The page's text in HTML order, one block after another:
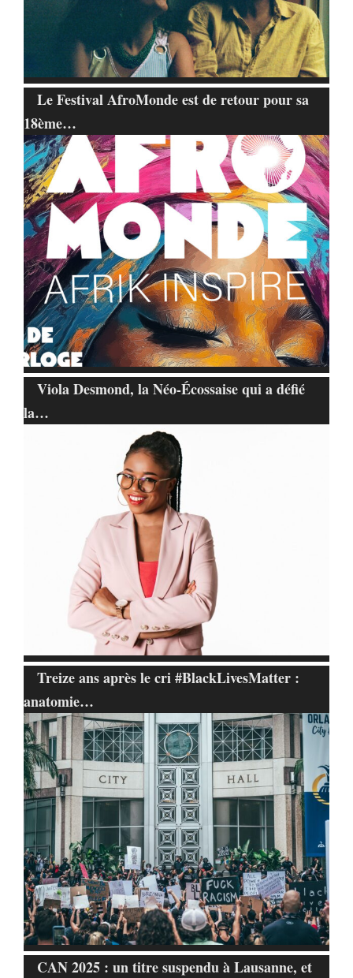
Le Festival AfroMonde est de retour pour sa
18ème…
Viola Desmond, la Néo-Écossaise qui a défié
la…
Treize ans après le cri #BlackLivesMatter :
anatomie…
CAN 2025 : un titre suspendu à Lausanne, et